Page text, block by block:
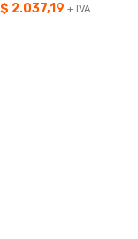
$ 2.037,19 + IVA